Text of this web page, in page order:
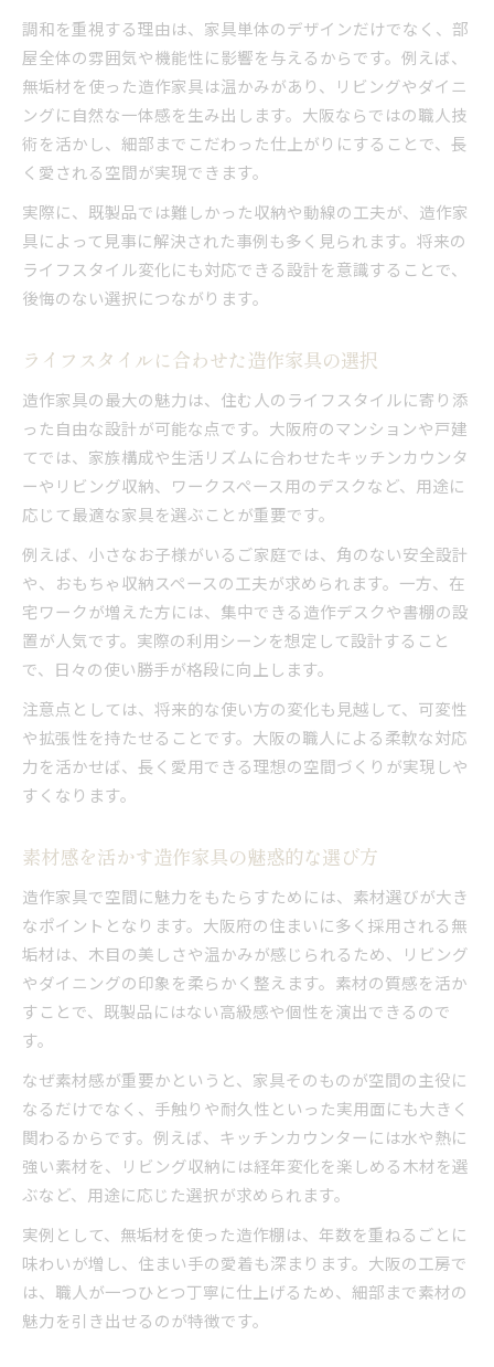
調和を重視する理由は、家具単体のデザインだけでなく、部
屋全体の雰囲気や機能性に影響を与えるからです。例えば、
無垢材を使った造作家具は温かみがあり、リビングやダイニ
ングに自然な一体感を生み出します。大阪ならではの職人技
術を活かし、細部までこだわった仕上がりにすることで、長
く愛される空間が実現できます。
実際に、既製品では難しかった収納や動線の工夫が、造作家
具によって見事に解決された事例も多く見られます。将来の
ライフスタイル変化にも対応できる設計を意識することで、
後悔のない選択につながります。
ライフスタイルに合わせた造作家具の選択
造作家具の最大の魅力は、住む人のライフスタイルに寄り添
った自由な設計が可能な点です。大阪府のマンションや戸建
てでは、家族構成や生活リズムに合わせたキッチンカウンタ
ーやリビング収納、ワークスペース用のデスクなど、用途に
応じて最適な家具を選ぶことが重要です。
例えば、小さなお子様がいるご家庭では、角のない安全設計
や、おもちゃ収納スペースの工夫が求められます。一方、在
宅ワークが増えた方には、集中できる造作デスクや書棚の設
置が人気です。実際の利用シーンを想定して設計すること
で、日々の使い勝手が格段に向上します。
注意点としては、将来的な使い方の変化も見越して、可変性
や拡張性を持たせることです。大阪の職人による柔軟な対応
力を活かせば、長く愛用できる理想の空間づくりが実現しや
すくなります。
素材感を活かす造作家具の魅惑的な選び方
造作家具で空間に魅力をもたらすためには、素材選びが大き
なポイントとなります。大阪府の住まいに多く採用される無
垢材は、木目の美しさや温かみが感じられるため、リビング
やダイニングの印象を柔らかく整えます。素材の質感を活か
すことで、既製品にはない高級感や個性を演出できるので
す。
なぜ素材感が重要かというと、家具そのものが空間の主役に
なるだけでなく、手触りや耐久性といった実用面にも大きく
関わるからです。例えば、キッチンカウンターには水や熱に
強い素材を、リビング収納には経年変化を楽しめる木材を選
ぶなど、用途に応じた選択が求められます。
実例として、無垢材を使った造作棚は、年数を重ねるごとに
味わいが増し、住まい手の愛着も深まります。大阪の工房で
は、職人が一つひとつ丁寧に仕上げるため、細部まで素材の
魅力を引き出せるのが特徴です。